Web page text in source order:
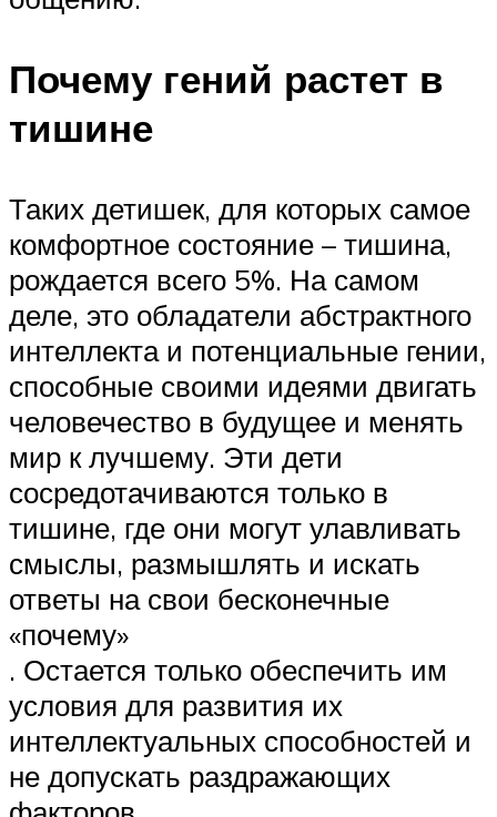
Почему гений растет в
тишине
Таких детишек, для которых самое
комфортное состояние – тишина,
рождается всего 5%. На самом
деле, это обладатели абстрактного
интеллекта и потенциальные гении,
способные своими идеями двигать
человечество в будущее и менять
мир к лучшему. Эти дети
сосредотачиваются только в
тишине, где они могут улавливать
смыслы, размышлять и искать
ответы на свои бесконечные
«почему»
. Остается только обеспечить им
условия для развития их
интеллектуальных способностей и
не допускать раздражающих